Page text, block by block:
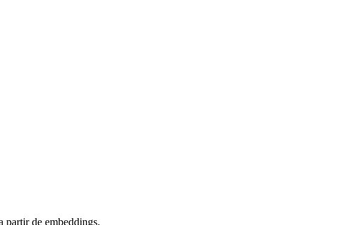
partir de embeddings.